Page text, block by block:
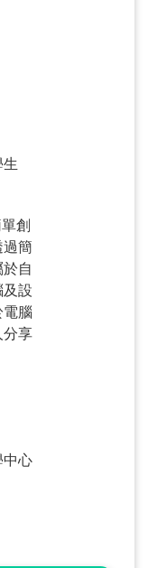
創
簡
自
設
腦
享
心